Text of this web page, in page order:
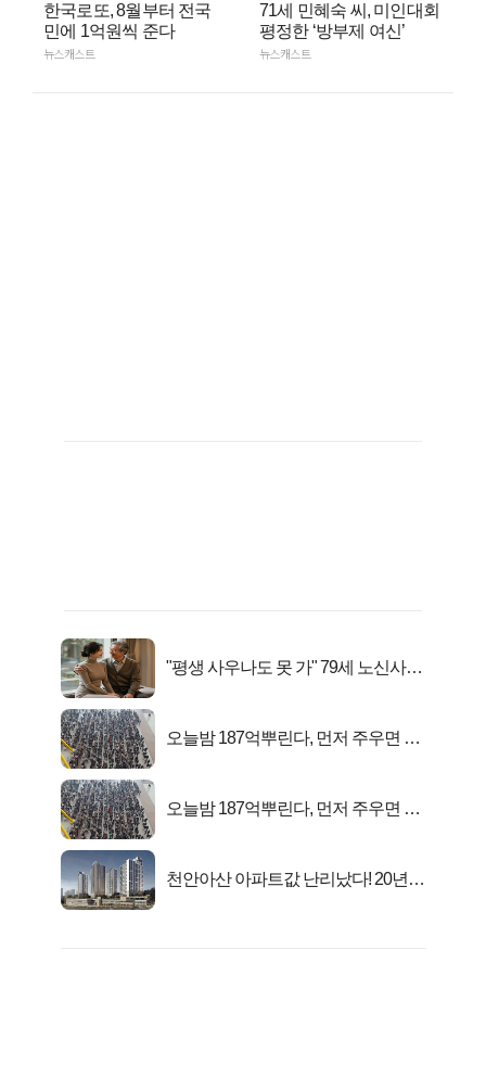
한국로또, 8월부터 전국
민에 1억원씩 준다
뉴스캐스트
71세 민혜숙 씨, 미인대회
평정한 ‘방부제 여신’
뉴스캐스트
"평생 사우나도 못 가" 79세 노신사의
오늘밤 187억뿌린다, 먼저 주우면 최
오늘밤 187억뿌린다, 먼저 주우면 최
천안아산 아파트값 난리났다! 20년